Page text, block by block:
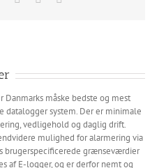
E-
loggers
komponenter?
Danmarks måske bedste og mest
datalogger system. Der er minimale
vedligehold og daglig drift.
mulighed for alarmering via
brugerspecificerede grænseværdier
af E-logger, og er derfor nemt og